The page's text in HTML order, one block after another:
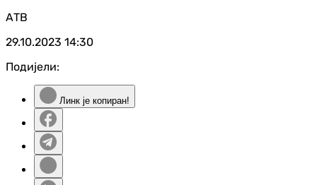
АТВ
29.10.2023 14:30
Подијели:
Линк је копиран!